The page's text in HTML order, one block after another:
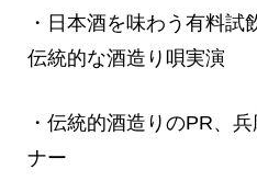
・日本酒を味わう有料試
伝統的な酒造り唄実演
・伝統的酒造りのPR、
ナー